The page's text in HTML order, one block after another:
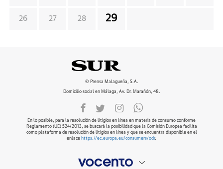
26 27 28 29
© Prensa Malagueña, S.A.
Domicilio social en Málaga, Av. Dr. Marañón, 48.
En lo posible, para la resolución de litigios en línea en materia de consumo conforme
Reglamento (UE) 524/2013, se buscará la posibilidad que la Comisión Europea facilita
como plataforma de resolución de litigios en línea y que se encuentra disponible en el
enlace https://ec.europa.eu/consumers/odr.